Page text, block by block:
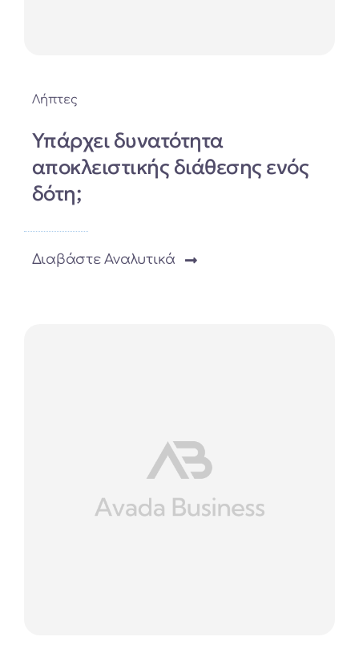
Λήπτες
Υπάρχει δυνατότητα
αποκλειστικής διάθεσης ενός
δότη;
Διαβάστε Αναλυτικά